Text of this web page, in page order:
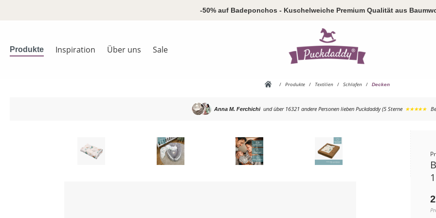
-50% auf Badeponchos - Kuschelweiche Premium Qualität aus
Produkte Inspiration Über uns Sale
/ Produkte / Textilien / Schlafen / Decken
Anna M. Ferchichi und über 16321 andere Personen lieben Puckdaddy (5 Sterne ★★★★★